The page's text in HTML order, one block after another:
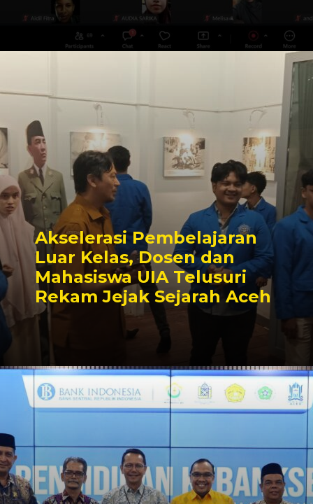
Akselerasi Pembelajaran
Luar Kelas, Dosen dan
Mahasiswa UIA Telusuri
Rekam Jejak Sejarah Aceh